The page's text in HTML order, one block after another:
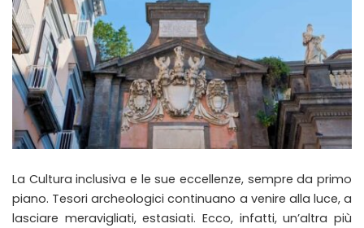
La Cultura inclusiva e le sue eccellenze, sempre da primo
piano. Tesori archeologici continuano a venire alla luce, a
lasciare meravigliati, estasiati. Ecco, infatti, un’altra più